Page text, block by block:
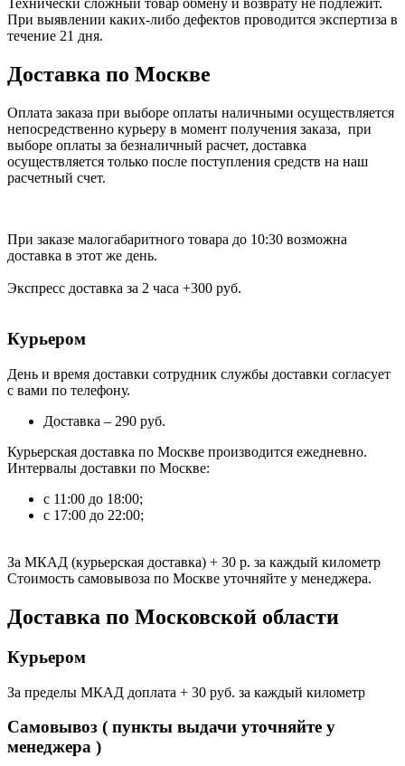
Технически сложный товар обмену и возврату не подлежит.
При выявлении каких-либо дефектов проводится экспертиза в
течение 21 дня.
Доставка по Москве
Оплата заказа при выборе оплаты наличными осуществляется
непосредственно курьеру в момент получения заказа, при
выборе оплаты за безналичный расчет, доставка
осуществляется только после поступления средств на наш
расчетный счет.
При заказе малогабаритного товара до 10:30 возможна
доставка в этот же день.
Экспресс доставка за 2 часа +300 руб.
Курьером
День и время доставки сотрудник службы доставки согласует
с вами по телефону.
Доставка – 290 руб.
Курьерская доставка по Москве производится ежедневно.
Интервалы доставки по Москве:
с 11:00 до 18:00;
с 17:00 до 22:00;
За МКАД (курьерская доставка) + 30 р. за каждый километр
Стоимость самовывоза по Москве уточняйте у менеджера.
Доставка по Московской области
Курьером
За пределы МКАД доплата + 30 руб. за каждый километр
Самовывоз ( пункты выдачи уточняйте у
менеджера )